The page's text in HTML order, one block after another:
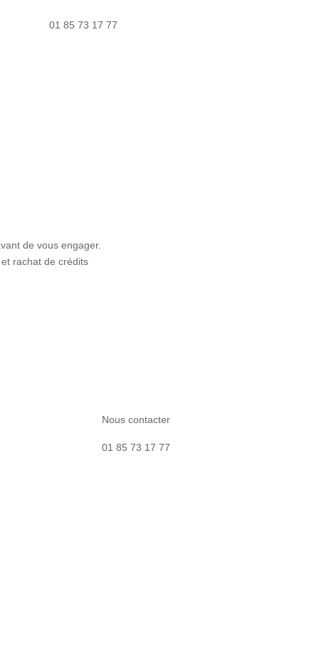
01 85 73 17 77
de vous engager.
rachat de crédits
Nous contacter
01 85 73 17 77